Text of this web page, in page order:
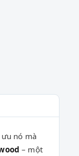
nó mà
– một